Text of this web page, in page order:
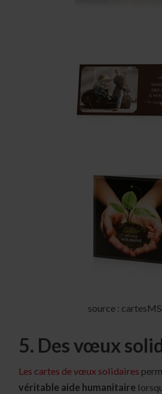
source :
5. Des vœux
Les cartes de vœux solidaires
véritable aide humanitaire